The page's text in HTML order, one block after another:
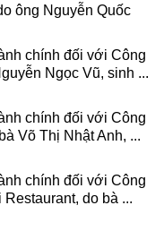
ông Nguyễn Quốc
chính đối với Công
Ngọc Vũ, sinh ...
chính đối với Công
Võ Thị Nhật Anh, ...
chính đối với Công
do bà ...